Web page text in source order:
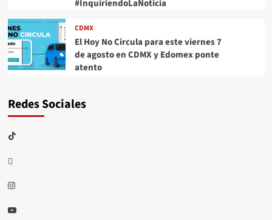
#InquiriendoLaNoticia
CDMX
El Hoy No Circula para este viernes 7
de agosto en CDMX y Edomex ponte
atento
Redes Sociales
TikTok
threads
Instagram
Youtube